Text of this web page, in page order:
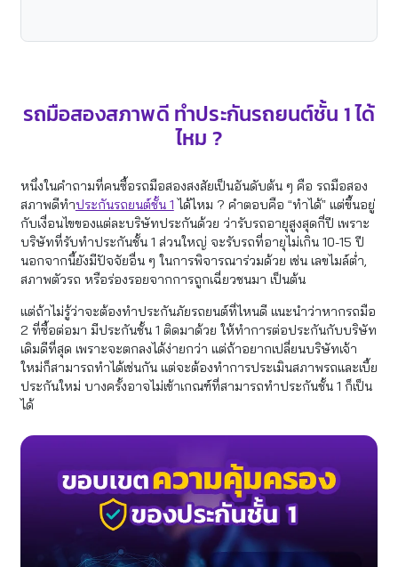
รถมือสองสภาพดี ทำประกันรถยนต์ชั้น 1 ได้
ไหม ?
หนึ่งในคำถามที่คนซื้อรถมือสองสงสัยเป็นอันดับต้น ๆ คือ รถมือสอง
สภาพดีทำประกันรถยนต์ชั้น 1 ได้ไหม ? คำตอบคือ “ทำได้” แต่ขึ้นอยู่
กับเงื่อนไขของแต่ละบริษัทประกันด้วย ว่ารับรถอายุสูงสุดกี่ปี เพราะ
บริษัทที่รับทำประกันชั้น 1 ส่วนใหญ่ จะรับรถที่อายุไม่เกิน 10-15 ปี
นอกจากนี้ยังมีปัจจัยอื่น ๆ ในการพิจารณาร่วมด้วย เช่น เลขไมล์ต่ำ,
สภาพตัวรถ หรือร่องรอยจากการถูกเฉี่ยวชนมา เป็นต้น
แต่ถ้าไม่รู้ว่าจะต้องทําประกันภัยรถยนต์ที่ไหนดี แนะนำว่าหากรถมือ
2 ที่ซื้อต่อมา มีประกันชั้น 1 ติดมาด้วย ให้ทำการต่อประกันกับบริษัท
เดิมดีที่สุด เพราะจะตกลงได้ง่ายกว่า แต่ถ้าอยากเปลี่ยนบริษัทเจ้า
ใหม่ก็สามารถทำได้เช่นกัน แต่จะต้องทำการประเมินสภาพรถและเบี้ย
ประกันใหม่ บางครั้งอาจไม่เข้าเกณฑ์ที่สามารถทำประกันชั้น 1 ก็เป็น
ได้